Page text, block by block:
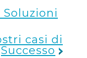
casi di
Successo